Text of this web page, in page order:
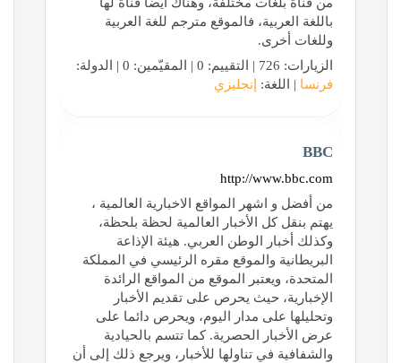
باللغة العربية، فالموقع مترجم للغة العربية
وللغات أخرى.
الزيارات: 726 | التقييم: 0 | المقيّمين: 0 | الدولة:
فرنسا | اللغة: إنجليزي
BBC
http://www.bbc.com
من أفضل و اشهر المواقع الاخبارية العالمية ،
يهتم بنقل كل الأخبار العالمية لحظة بلحظة،
وكذلك أخبار الوطن العربي. هيئة الإذاعة
البريطانية والموقع مقره الرئيسي في المملكة
المتحدة، ويعتبر الموقع من المواقع الرائدة
الإخبارية، حيث يحرص على تقديم الأخبار
وتحليلها على مدار اليوم، ويحرص دائما على
عرض الأخبار الحصرية. كما تتسم بالحيادية
والشفافية في تناولها للأخبار، ويرجع ذلك إلى أن